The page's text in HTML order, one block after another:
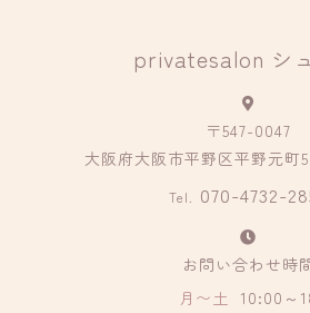
privatesalon シ
〒547-0047
大阪府大阪市平野区平野元町
Tel. 070-4732-
お問い合わせ時
月〜土
10:00～